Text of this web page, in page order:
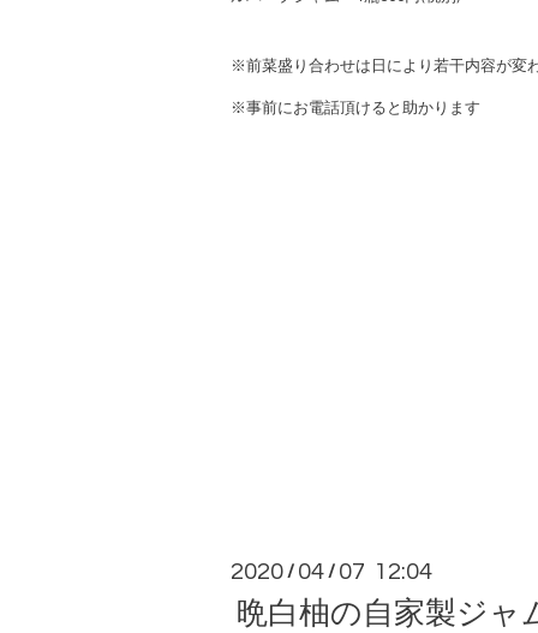
※前菜盛り合わせは日により若干内容が変
※事前にお電話頂けると助かります
2020 / 04 / 07 12:04
晩白柚の自家製ジャ